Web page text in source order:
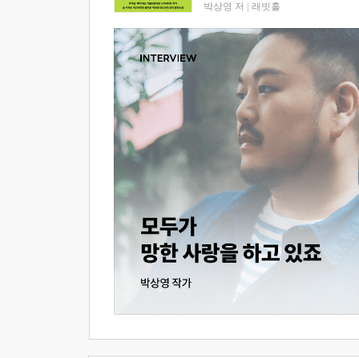
박상영 저 래빗홀